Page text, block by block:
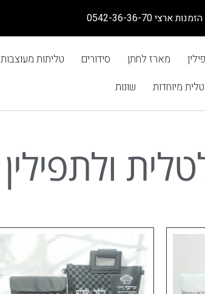
ארצי 0542-36-36-70
מארז לחתן סידורים טליתות מעוצבות
מיוחדות שונות
ולתפילין